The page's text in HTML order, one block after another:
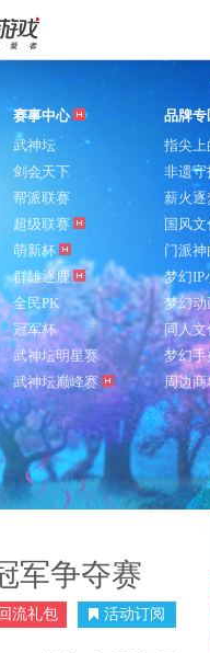
服中心
赛事中心 品牌专
武神坛
剑会天下
帮派联赛
超级联赛
萌新杯
群雄逐鹿
全民PK
冠军杯
武神坛明星赛
武神坛巅峰赛
指尖上
非遗守
薪火逐
国风
门派神
梦幻IP
梦幻动
同人文
梦幻手
周边商
军争夺赛
流礼包 活动订阅